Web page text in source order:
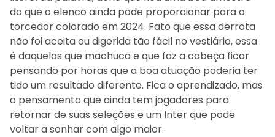
do que o elenco ainda pode proporcionar para o
torcedor colorado em 2024. Fato que essa derrota
não foi aceita ou digerida tão fácil no vestiário, essa
é daquelas que machuca e que faz a cabeça ficar
pensando por horas que a boa atuação poderia ter
tido um resultado diferente. Fica o aprendizado, mas
o pensamento que ainda tem jogadores para
retornar de suas seleções e um Inter que pode
voltar a sonhar com algo maior.